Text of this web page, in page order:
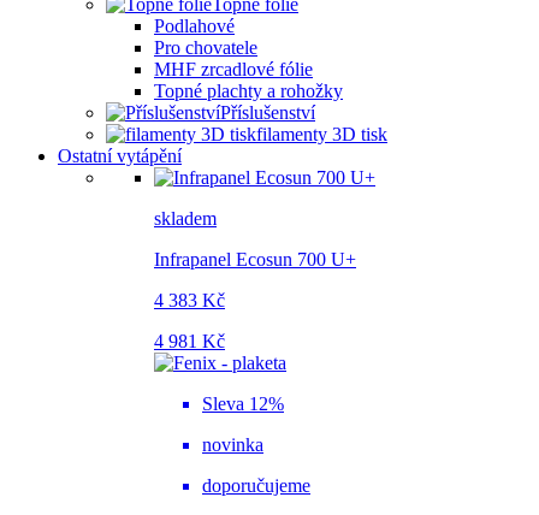
Topné fólie
Podlahové
Pro chovatele
MHF zrcadlové fólie
Topné plachty a rohožky
Příslušenství
filamenty 3D tisk
Ostatní vytápění
skladem
Infrapanel Ecosun 700 U+
4 383 Kč
4 981 Kč
Sleva 12%
novinka
doporučujeme